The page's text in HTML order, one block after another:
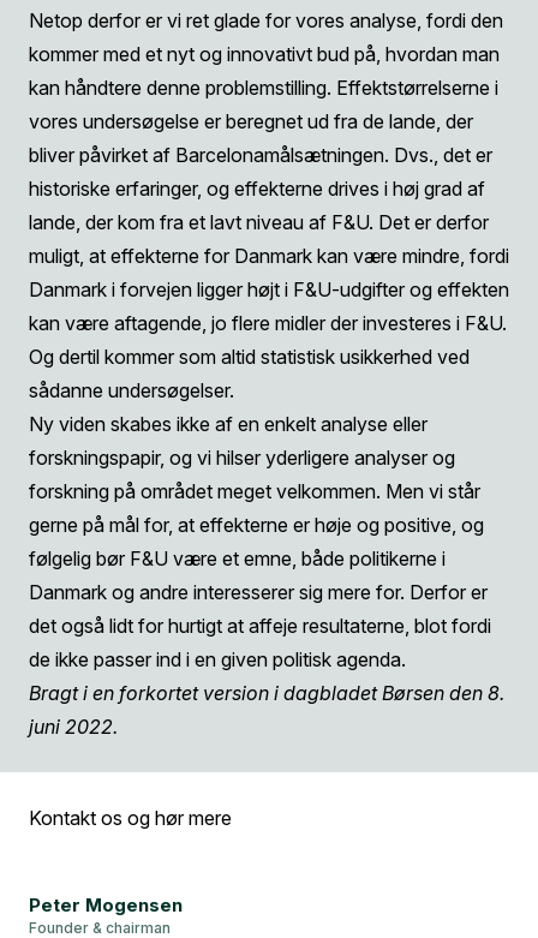
Netop derfor er vi ret glade for vores analyse, fordi den
kommer med et nyt og innovativt bud på, hvordan man
kan håndtere denne problemstilling. Effektstørrelserne i
vores undersøgelse er beregnet ud fra de lande, der
bliver påvirket af Barcelonamålsætningen. Dvs., det er
historiske erfaringer, og effekterne drives i høj grad af
lande, der kom fra et lavt niveau af F&U. Det er derfor
muligt, at effekterne for Danmark kan være mindre, fordi
Danmark i forvejen ligger højt i F&U-udgifter og effekten
kan være aftagende, jo flere midler der investeres i F&U.
Og dertil kommer som altid statistisk usikkerhed ved
sådanne undersøgelser.
Ny viden skabes ikke af en enkelt analyse eller
forskningspapir, og vi hilser yderligere analyser og
forskning på området meget velkommen. Men vi står
gerne på mål for, at effekterne er høje og positive, og
følgelig bør F&U være et emne, både politikerne i
Danmark og andre interesserer sig mere for. Derfor er
det også lidt for hurtigt at affeje resultaterne, blot fordi
de ikke passer ind i en given politisk agenda.
Bragt i en forkortet version i dagbladet Børsen den 8.
juni 2022.
Kontakt os og hør mere
Peter Mogensen
Founder & chairman